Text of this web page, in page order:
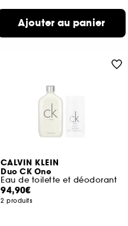
Ajouter au panier
CALVIN KLEIN
Duo CK One
Eau de toilette et déodorant
94,90€
2 produits